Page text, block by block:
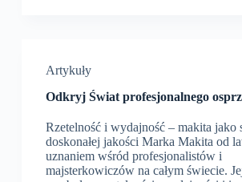
Artykuły
Odkryj Świat profesjonalnego
Rzetelność i wydajność – makita jako
doskonałej jakości Marka Makita od
uznaniem wśród profesjonalistów i
majsterkowiczów na całym świecie.